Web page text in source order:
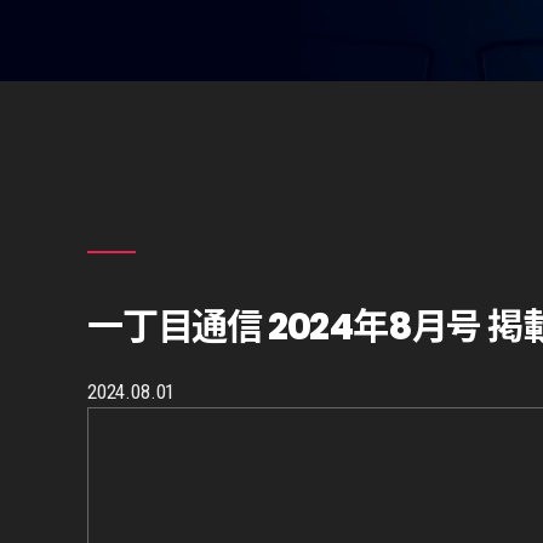
一丁目通信 2024年8月号 掲
2024.08.01